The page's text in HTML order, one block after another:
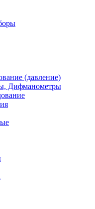
(давление)
Дифманометры